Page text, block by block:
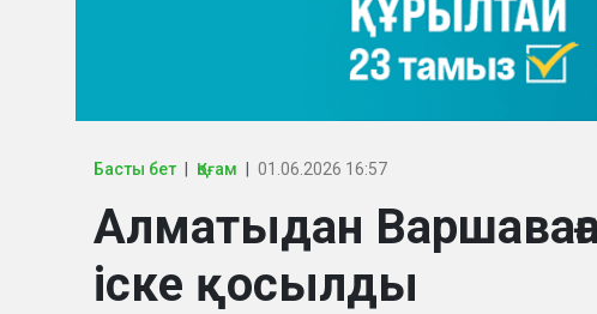
Басты бет Қоғам 01.06.2026 16:57
Алматыдан Варшаваға
іске қосылды